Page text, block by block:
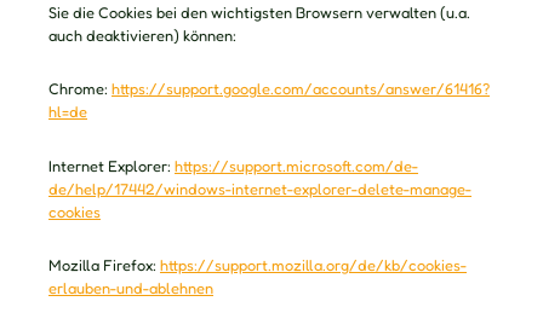
Sie die Cookies bei den wichtigsten Browsern verwalten (u.a.
auch deaktivieren) können:
Chrome: https://support.google.com/accounts/answer/61416?
hl=de
Internet Explorer: https://support.microsoft.com/de-
de/help/17442/windows-internet-explorer-delete-manage-
cookies
Mozilla Firefox: https://support.mozilla.org/de/kb/cookies-
erlauben-und-ablehnen